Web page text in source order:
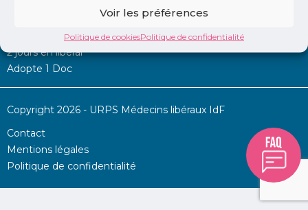
Voir les préférences
Politique de cookiesPolitique de confidentialité
Permanence d’aide à l’installation
2 jours en libéral
Adopte 1 Doc
Copyright 2026 - URPS Médecins libéraux IdF
Contact
Mentions légales
Politique de confidentialité